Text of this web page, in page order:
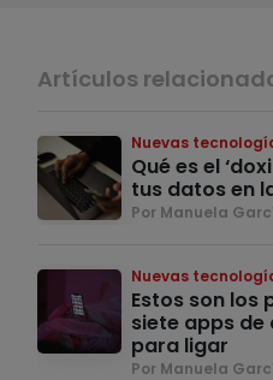
Artículos
Nuevas
Qué es el
tus datos en
Por Manuela
Nuevas
Estos son los
siete apps
para ligar
Por Manuela